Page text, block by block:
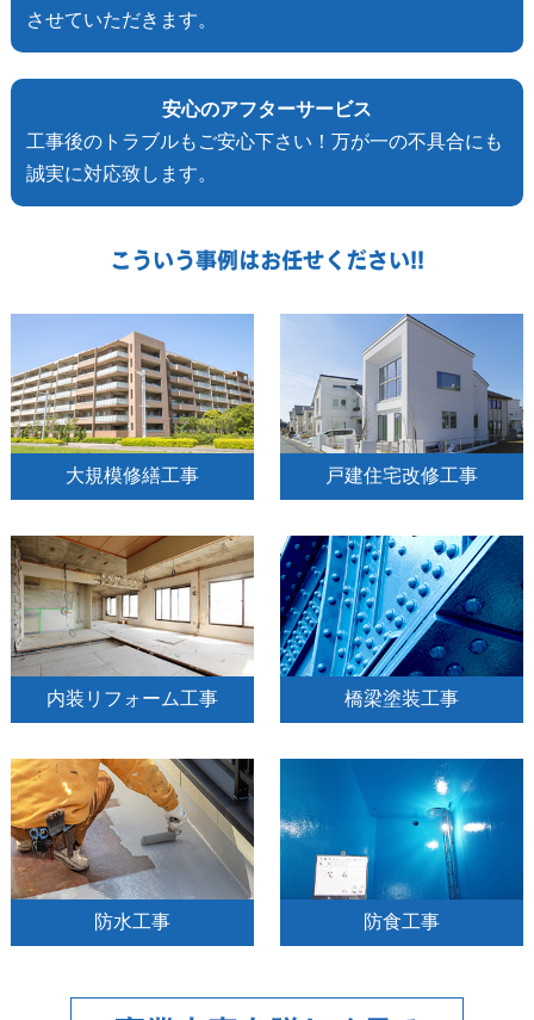
させていただきます。
安心のアフターサービス
工事後のトラブルもご安心下さい！万が一の不具合にも
誠実に対応致します。
こういう事例はお任せください!!
大規模修繕工事 戸建住宅改修工事
内装リフォーム工事 橋梁塗装工事
防水工事 防食工事